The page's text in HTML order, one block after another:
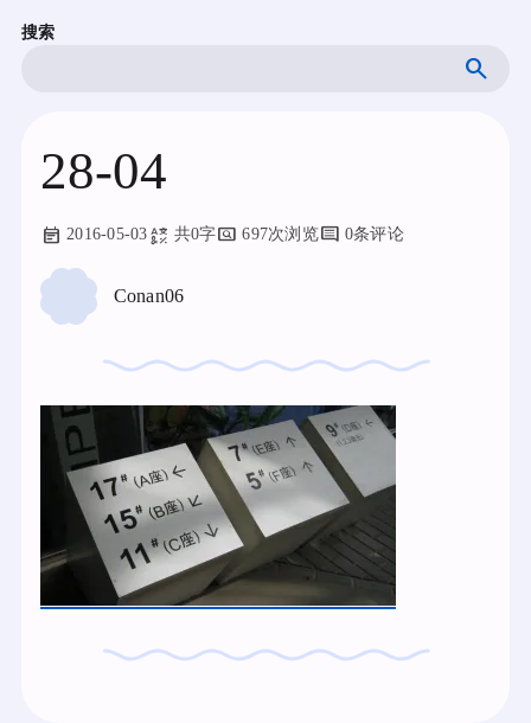
28-04
2016-05-03 共0字 697次浏览 0条评论
Conan06
搜索